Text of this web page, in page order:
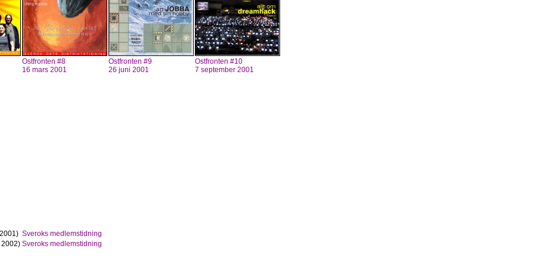
Ostfronten #8
16 mars 2001
Ostfronten #9
26 juni 2001
Ostfronten #10
7 september 2001
Sveroks medlemstidning
Sveroks medlemstidning